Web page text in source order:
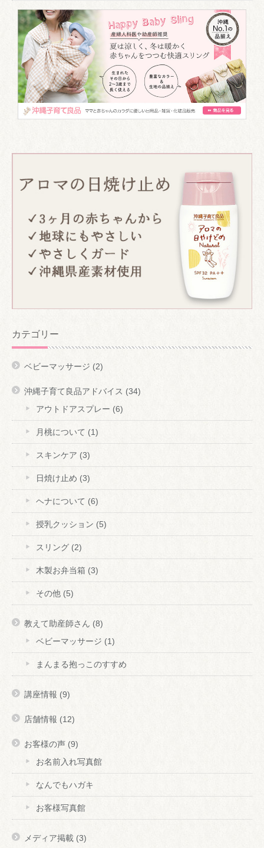
カテゴリー
ベビーマッサージ (2)
沖縄子育て良品アドバイス (34)
アウトドアスプレー (6)
月桃について (1)
スキンケア (3)
日焼け止め (3)
ヘナについて (6)
授乳クッション (5)
スリング (2)
木製お弁当箱 (3)
その他 (5)
教えて助産師さん (8)
ベビーマッサージ (1)
まんまる抱っこのすすめ
講座情報 (9)
店舗情報 (12)
お客様の声 (9)
お名前入れ写真館
なんでもハガキ
お客様写真館
メディア掲載 (3)